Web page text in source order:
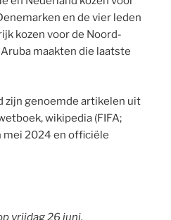
en de vier leden
kozen voor de Noord-
maakten die laatste
zijn genoemde artikelen uit
wikipedia (FIFA;
mei 2024 en officiële
vrijdag 26 juni.